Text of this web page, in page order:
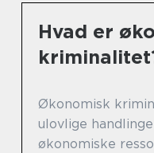
Hvad er
Økonomisk
ulovlige
økonomiske